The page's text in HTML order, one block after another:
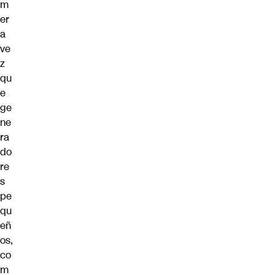
m
er
a
ve
z
qu
e
ge
ne
ra
do
re
s
pe
qu
eñ
os,
co
m